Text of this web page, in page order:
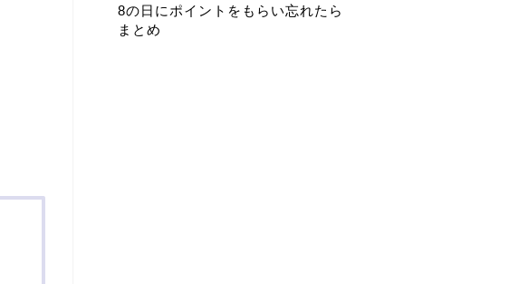
8の日にポイントをもらい忘れたら
まとめ